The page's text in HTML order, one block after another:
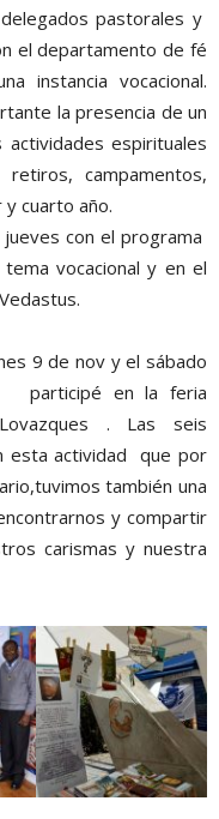
pastorales y
el departamento de fé
instancia vocacional.
la presencia de un
espirituales
campamentos,
cuarto año.
con el programa
vocacional y en el
9 de nov y el sábado
participé en la feria
. Las seis
esta actividad que por
también una
y compartir
carismas y nuestra